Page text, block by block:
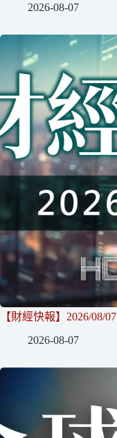
2026-08-07
【財經快報】2026/08/07
2026-08-07